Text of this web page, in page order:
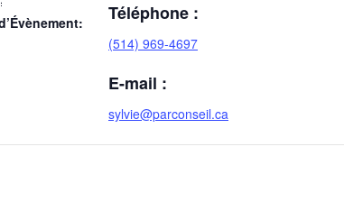
Téléphone :
(514) 969-4697
E-mail :
sylvie@parconseil.ca